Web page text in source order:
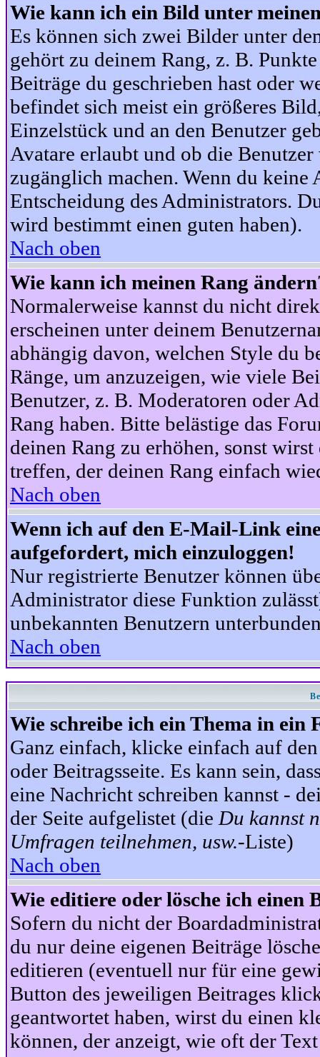
Wie kann ich ein Bild unter
Es können sich zwei Bilder unter
gehört zu deinem Rang, z. B.
Beiträge du geschrieben hast oder
befindet sich meist ein größeres
Einzelstück und an den Benutzer
Avatare erlaubt und ob die
zugänglich machen. Wenn du keine
Entscheidung des Administrators.
wird bestimmt einen guten haben).
Nach oben
Wie kann ich meinen Rang
Normalerweise kannst du nicht
erscheinen unter deinem
abhängig davon, welchen Style du
Ränge, um anzuzeigen, wie viele
Benutzer, z. B. Moderatoren oder
Rang haben. Bitte belästige das
deinen Rang zu erhöhen, sonst
treffen, der deinen Rang einfach
Nach oben
Wenn ich auf den E-Mail-Link
aufgefordert, mich einzuloggen!
Nur registrierte Benutzer können
Administrator diese Funktion
unbekannten Benutzern
Nach oben
Wie schreibe ich ein Thema in ein
Ganz einfach, klicke einfach auf
oder Beitragsseite. Es kann sein,
eine Nachricht schreiben kannst -
der Seite aufgelistet (die Du kannst
Umfragen teilnehmen, usw.-Liste)
Nach oben
Wie editiere oder lösche ich einen
Sofern du nicht der
du nur deine eigenen Beiträge
editieren (eventuell nur für eine
Button des jeweiligen Beitrages
geantwortet haben, wirst du einen
können, der anzeigt, wie oft der